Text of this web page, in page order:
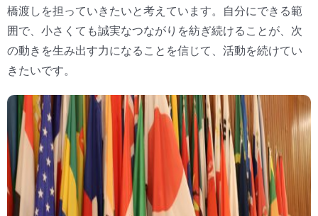
橋渡しを担っていきたいと考えています。自分にできる範
囲で、小さくても誠実なつながりを紡ぎ続けることが、次
の動きを生み出す力になることを信じて、活動を続けてい
きたいです。